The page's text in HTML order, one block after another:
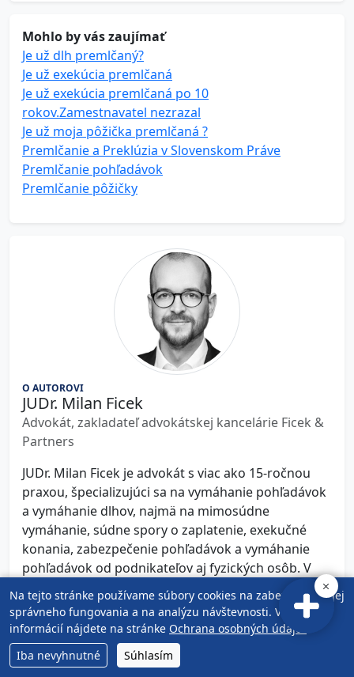
Mohlo by vás zaujímať
Je už dlh premlčaný?
Je už exekúcia premlčaná
Je už exekúcia premlčaná po 10
rokov.Zamestnavatel nezrazal
Je už moja pôžička premlčaná ?
Premlčanie a Preklúzia v Slovenskom Práve
Premlčanie pohľadávok
Premlčanie pôžičky
O AUTOROVI
JUDr. Milan Ficek
Advokát, zakladateľ advokátskej kancelárie Ficek &
Partners
JUDr. Milan Ficek je advokát s viac ako 15-ročnou
praxou, špecializujúci sa na vymáhanie pohľadávok
a vymáhanie dlhov, najmä na mimosúdne
vymáhanie, súdne spory o zaplatenie, exekučné
konania, zabezpečenie pohľadávok a vymáhanie
pohľadávok od podnikateľov aj fyzických osôb. V
advokácii pôsobí od roku 2010 a je zapísaný v
Slovenskej aj Českej advokátskej komore. Ako
uznávaný právny odborník pravidelne vystupuje v
televízii JOJ v rubrike Právna poradňa a poskytuje
právne komentáre aj pre Markízu, TA3 a STVR. Jeho
Na tejto stránke používame súbory cookies na zabezpečenie jej
správneho fungovania a na analýzu návštevnosti. Viac
informácií nájdete na stránke Ochrana osobných údajov
Iba nevyhnutné
Súhlasím